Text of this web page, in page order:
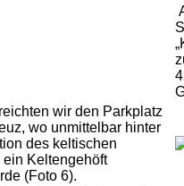
wir den Parkplatz
wo unmittelbar hinter
des keltischen
ein Keltengehöft
(Foto 6).